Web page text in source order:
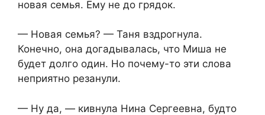
новая семья. Ему не до грядок.
— Новая семья? — Таня вздрогнула.
Конечно, она догадывалась, что Миша не
будет долго один. Но почему-то эти слова
неприятно резанули.
— Ну да, — кивнула Нина Сергеевна, будто